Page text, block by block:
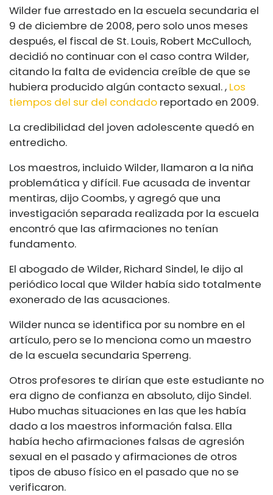
Wilder fue arrestado en la escuela secundaria el
9 de diciembre de 2008, pero solo unos meses
después, el fiscal de St. Louis, Robert McCulloch,
decidió no continuar con el caso contra Wilder,
citando la falta de evidencia creíble de que se
hubiera producido algún contacto sexual. , Los
tiempos del sur del condado reportado en 2009.
La credibilidad del joven adolescente quedó en
entredicho.
Los maestros, incluido Wilder, llamaron a la niña
problemática y difícil. Fue acusada de inventar
mentiras, dijo Coombs, y agregó que una
investigación separada realizada por la escuela
encontró que las afirmaciones no tenían
fundamento.
El abogado de Wilder, Richard Sindel, le dijo al
periódico local que Wilder había sido totalmente
exonerado de las acusaciones.
Wilder nunca se identifica por su nombre en el
artículo, pero se lo menciona como un maestro
de la escuela secundaria Sperreng.
Otros profesores te dirían que este estudiante no
era digno de confianza en absoluto, dijo Sindel.
Hubo muchas situaciones en las que les había
dado a los maestros información falsa. Ella
había hecho afirmaciones falsas de agresión
sexual en el pasado y afirmaciones de otros
tipos de abuso físico en el pasado que no se
verificaron.